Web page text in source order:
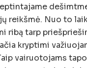
reikšmė. Nuo to
ribą tarp
kryptimi
vairuotojams